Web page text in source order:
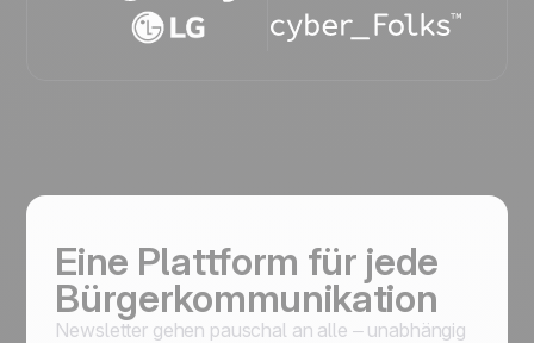
Eine Plattform für jede
Bürgerkommunikation
Newsletter gehen pauschal an alle – unabhängig